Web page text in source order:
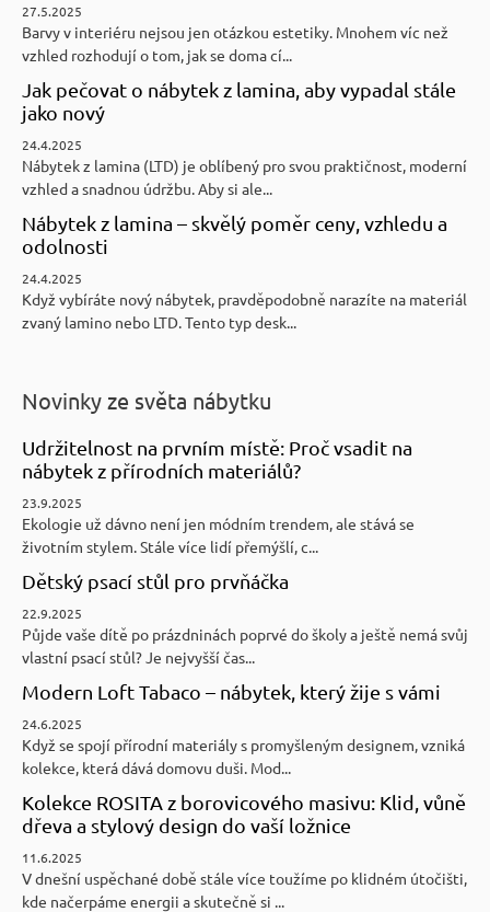
27.5.2025
Barvy v interiéru nejsou jen otázkou estetiky. Mnohem víc než
vzhled rozhodují o tom, jak se doma cí...
Jak pečovat o nábytek z lamina, aby vypadal stále
jako nový
24.4.2025
Nábytek z lamina (LTD) je oblíbený pro svou praktičnost, moderní
vzhled a snadnou údržbu. Aby si ale...
Nábytek z lamina – skvělý poměr ceny, vzhledu a
odolnosti
24.4.2025
Když vybíráte nový nábytek, pravděpodobně narazíte na materiál
zvaný lamino nebo LTD. Tento typ desk...
Novinky ze světa nábytku
Udržitelnost na prvním místě: Proč vsadit na
nábytek z přírodních materiálů?
23.9.2025
Ekologie už dávno není jen módním trendem, ale stává se
životním stylem. Stále více lidí přemýšlí, c...
Dětský psací stůl pro prvňáčka
22.9.2025
Půjde vaše dítě po prázdninách poprvé do školy a ještě nemá svůj
vlastní psací stůl? Je nejvyšší čas...
Modern Loft Tabaco – nábytek, který žije s vámi
24.6.2025
Když se spojí přírodní materiály s promyšleným designem, vzniká
kolekce, která dává domovu duši. Mod...
Kolekce ROSITA z borovicového masivu: Klid, vůně
dřeva a stylový design do vaší ložnice
11.6.2025
V dnešní uspěchané době stále více toužíme po klidném útočišti,
kde načerpáme energii a skutečně si ...